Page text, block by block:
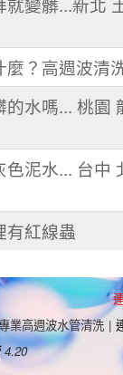
就變髒...新北
麼？高週波清
的水嗎... 桃園
色泥水... 台中
有紅線蟲
業高週波水管清洗 |
4.20